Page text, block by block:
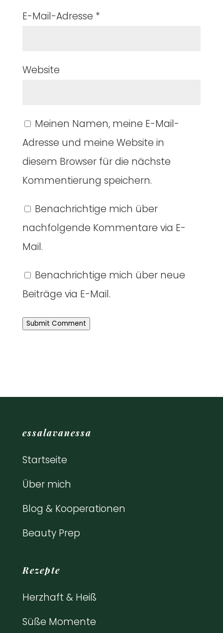
E-Mail-Adresse *
Website
Meinen Namen, meine E-Mail-
Adresse und meine Website in
diesem Browser für die nächste
Kommentierung speichern.
Benachrichtige mich über
nachfolgende Kommentare via E-
Mail.
Benachrichtige mich über neue
Beiträge via E-Mail.
Submit Comment
essalavanessa
Startseite
Über mich
Blog & Kooperationen
Beauty Prep
Rezepte
Herzhaft & Heiß
Süße Momente